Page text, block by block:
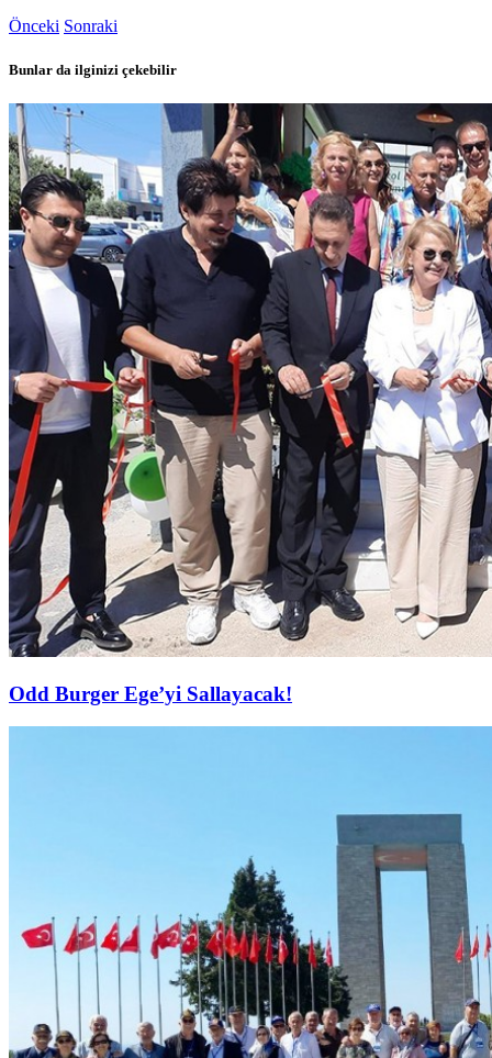
Önceki Sonraki
Bunlar da ilginizi çekebilir
Odd Burger Ege’yi Sallayacak!